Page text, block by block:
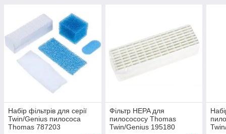
Набір фільтрів для серії
Twin/Genius пилососа
Thomas 787203
Фільтр HEPA для
пилосососу Thomas
Twin/Genius 195180